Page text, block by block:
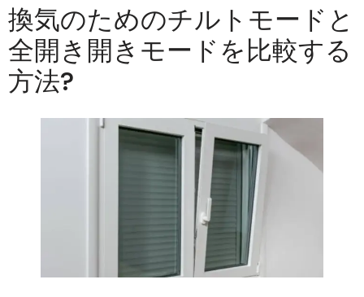
換気のためのチルトモードと
全開き開きモードを比較する
方法?